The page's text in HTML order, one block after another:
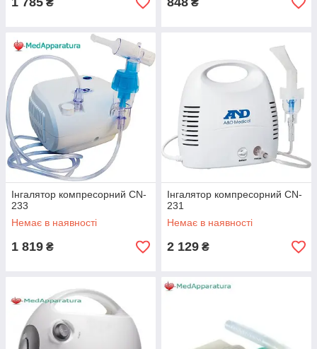
₴ ₴
Інгалятор компресорний CN-
233
Немає в наявності
1 819 ₴
Інгалятор компресорний CN-
231
Немає в наявності
2 129 ₴